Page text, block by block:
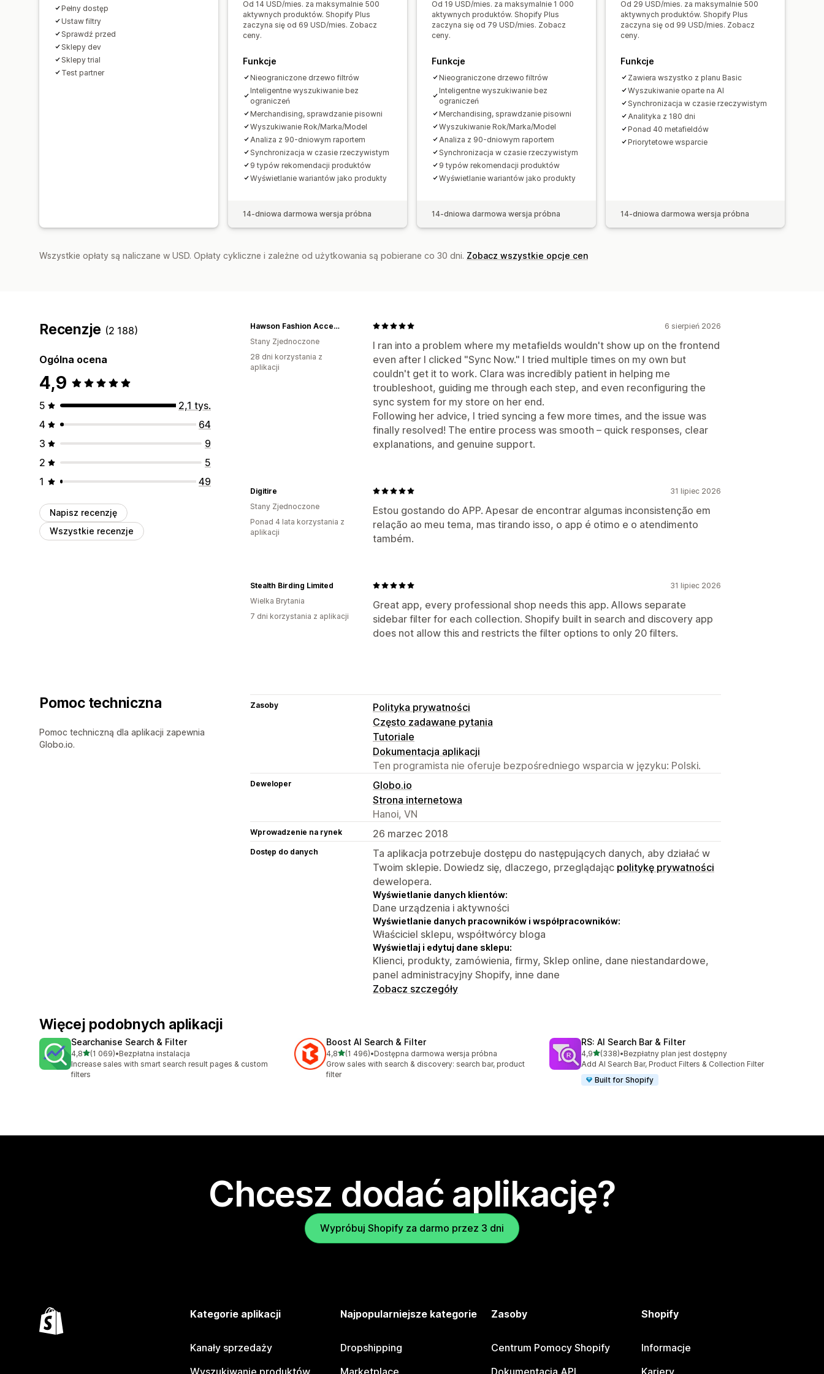
Niestandardowe pulpity Korzystanie z filtrów
Analizy w czasie rzeczywistym
Hasła wyszukiwania
Pełny dostęp
Ustaw filtry
Sprawdź przed
Sklepy dev
Sklepy trial
Test partner
Od 14 USD/mies. za maksymalnie 500
aktywnych produktów. Shopify Plus
zaczyna się od 69 USD/mies. Zobacz
ceny.
Funkcje
Nieograniczone drzewo filtrów
Inteligentne wyszukiwanie bez
ograniczeń
Merchandising, sprawdzanie pisowni
Wyszukiwanie Rok/Marka/Model
Analiza z 90-dniowym raportem
Synchronizacja w czasie rzeczywistym
9 typów rekomendacji produktów
Wyświetlanie wariantów jako produkty
14-dniowa darmowa wersja próbna
Od 19 USD/mies. za maksymalnie 1 000
aktywnych produktów. Shopify Plus
zaczyna się od 79 USD/mies. Zobacz
ceny.
Funkcje
Nieograniczone drzewo filtrów
Inteligentne wyszukiwanie bez
ograniczeń
Merchandising, sprawdzanie pisowni
Wyszukiwanie Rok/Marka/Model
Analiza z 90-dniowym raportem
Synchronizacja w czasie rzeczywistym
9 typów rekomendacji produktów
Wyświetlanie wariantów jako produkty
14-dniowa darmowa wersja próbna
Od 29 USD/mies. za maksymalnie 500
aktywnych produktów. Shopify Plus
zaczyna się od 99 USD/mies. Zobacz
ceny.
Funkcje
Zawiera wszystko z planu Basic
Wyszukiwanie oparte na AI
Synchronizacja w czasie rzeczywistym
Analityka z 180 dni
Ponad 40 metafieldów
Priorytetowe wsparcie
14-dniowa darmowa wersja próbna
Wszystkie opłaty są naliczane w USD. Opłaty cykliczne i zależne od użytkowania są pobierane co 30 dni. Zobacz wszystkie opcje cen
Recenzje (2 188)
Ogólna ocena
4,9
5
2,1 tys.
4
64
3
9
2
5
1
49
Napisz recenzję
Wszystkie recenzje
6 sierpień 2026
I ran into a problem where my metafields wouldn't show up on the frontend
even after I clicked "Sync Now." I tried multiple times on my own but
couldn't get it to work. Clara was incredibly patient in helping me
troubleshoot, guiding me through each step, and even reconfiguring the
sync system for my store on her end.
Following her advice, I tried syncing a few more times, and the issue was
finally resolved! The entire process was smooth – quick responses, clear
explanations, and genuine support.
Hawson Fashion Accessories
Stany Zjednoczone
28 dni korzystania z
aplikacji
31 lipiec 2026
Estou gostando do APP. Apesar de encontrar algumas inconsistenção em
relação ao meu tema, mas tirando isso, o app é otimo e o atendimento
também.
Digitire
Stany Zjednoczone
Ponad 4 lata korzystania z
aplikacji
31 lipiec 2026
Great app, every professional shop needs this app. Allows separate
sidebar filter for each collection. Shopify built in search and discovery app
does not allow this and restricts the filter options to only 20 filters.
Stealth Birding Limited
Wielka Brytania
7 dni korzystania z aplikacji
Pomoc techniczna
Pomoc techniczną dla aplikacji zapewnia
Globo.io.
Zasoby
Polityka prywatności
Często zadawane pytania
Tutoriale
Dokumentacja aplikacji
Ten programista nie oferuje bezpośredniego wsparcia w języku: Polski.
Deweloper
Globo.io
Strona internetowa
Hanoi, VN
Wprowadzenie na rynek 26 marzec 2018
Dostęp do danych
Ta aplikacja potrzebuje dostępu do następujących danych, aby działać w
Twoim sklepie. Dowiedz się, dlaczego, przeglądając politykę prywatności
dewelopera.
Wyświetlanie danych klientów:
Dane urządzenia i aktywności
Wyświetlanie danych pracowników i współpracowników:
Właściciel sklepu, współtwórcy bloga
Wyświetlaj i edytuj dane sklepu:
Klienci, produkty, zamówienia, firmy, Sklep online, dane niestandardowe,
panel administracyjny Shopify, inne dane
Zobacz szczegóły
Więcej podobnych aplikacji
Searchanise Search & Filter
4,8na 5 gwiazdek
(1 069)
Łączna liczba recenzji: 1069
•Bezpłatna instalacja
Increase sales with smart search result pages & custom
filters
Boost AI Search & Filter
4,8na 5 gwiazdek
(1 496)
Łączna liczba recenzji: 1496
•Dostępna darmowa wersja próbna
Grow sales with search & discovery: search bar, product
filter
RS: AI Search Bar & Filter
4,9na 5 gwiazdek
(338)
Łączna liczba recenzji: 338
•Bezpłatny plan jest dostępny
Add AI Search Bar, Product Filters & Collection Filter
Built for Shopify
Chcesz dodać aplikację?
Wypróbuj Shopify za darmo przez 3 dni
Kategorie aplikacji
Kanały sprzedaży
Najpopularniejsze kategorie
Dropshipping
Zasoby
Centrum Pomocy Shopify
Shopify
Informacje